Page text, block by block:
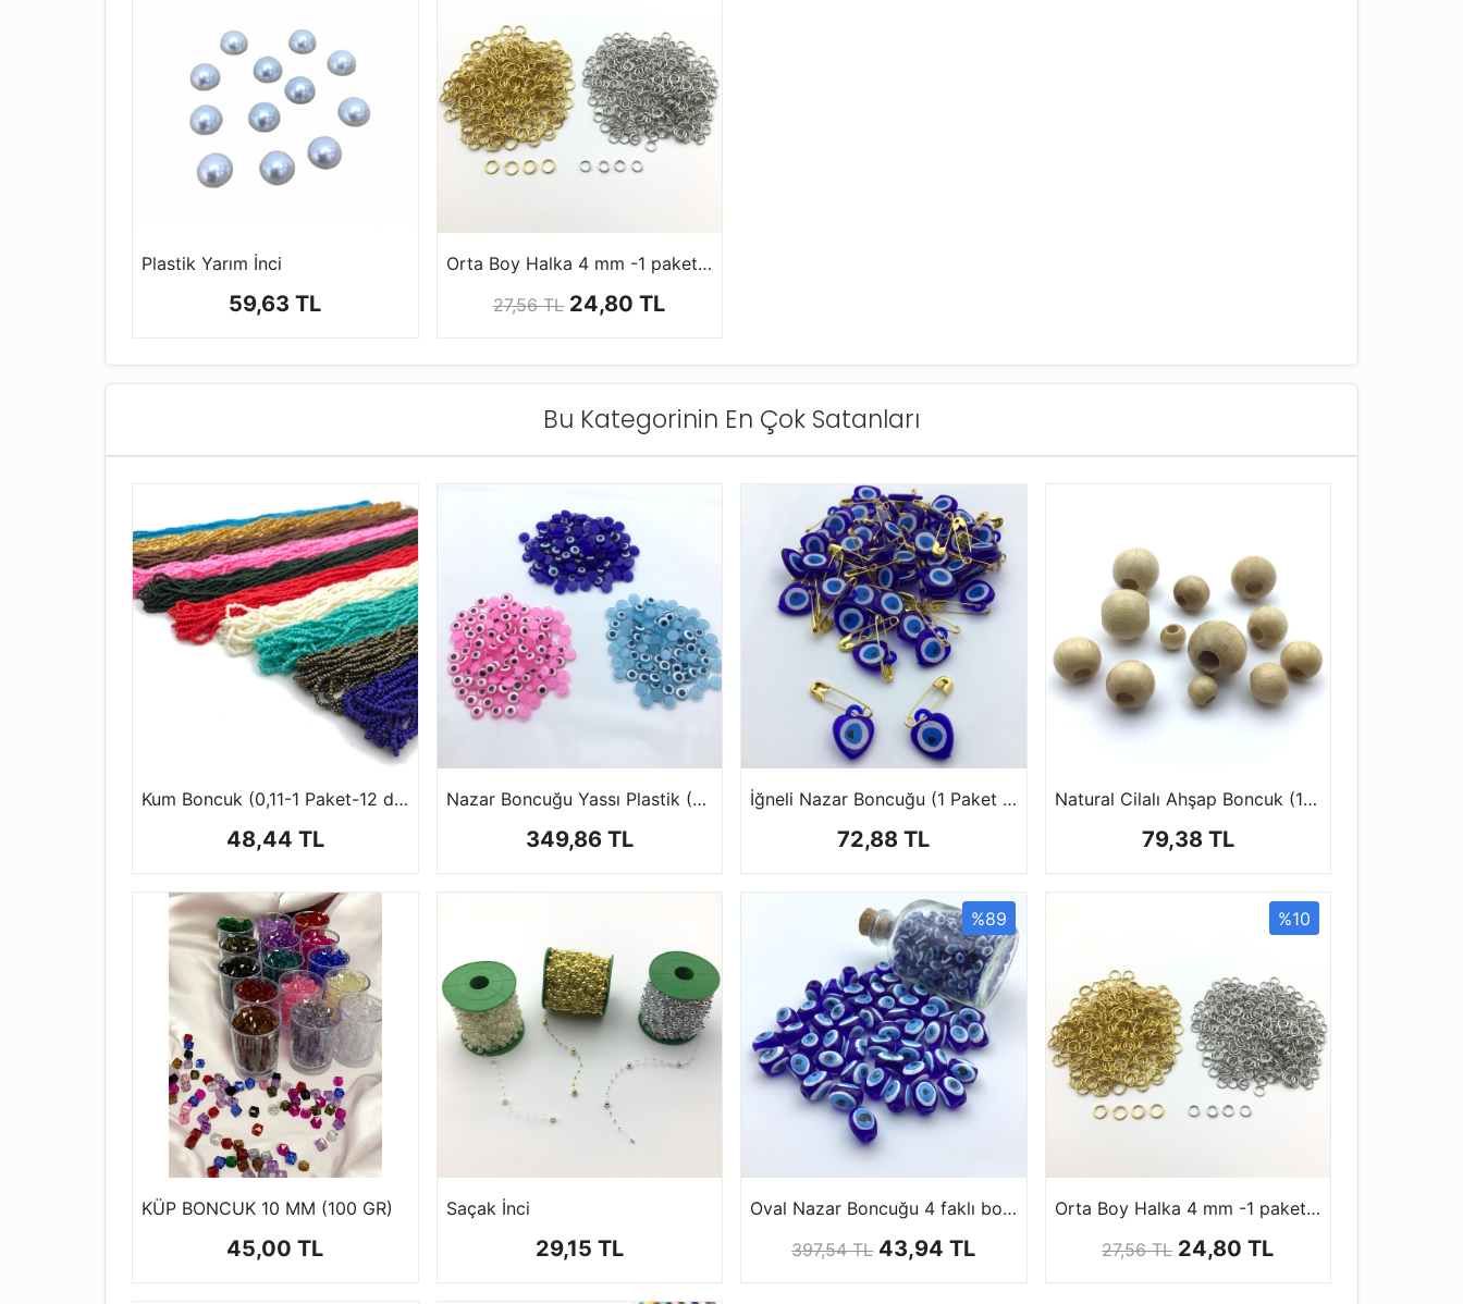
Plastik Yarım İnci
59,63 TL
Orta Boy Halka 4 mm -1 paket (50 gr)
27,56 TL 24,80 TL
Bu Kategorinin En Çok Satanları
Kum Boncuk (0,11-1 Paket-12 dizi)
48,44 TL
Nazar Boncuğu Yassı Plastik (8mm, 1 Paket-1000 Adet)
349,86 TL
İğneli Nazar Boncuğu (1 Paket - 50 Adet)
72,88 TL
Natural Cilalı Ahşap Boncuk (100 Gr)
79,38 TL
KÜP BONCUK 10 MM (100 GR)
45,00 TL
Saçak İnci
29,15 TL
%89
Oval Nazar Boncuğu 4 faklı boyutta ( 1 paket 100 ad )
397,54 TL 43,94 TL
%10
Orta Boy Halka 4 mm -1 paket (50 gr)
27,56 TL 24,80 TL